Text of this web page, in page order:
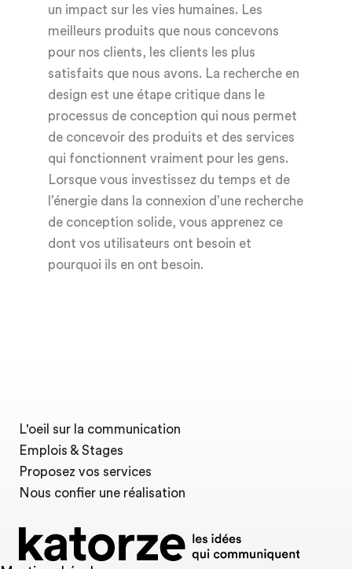
un impact sur les vies humaines. Les
meilleurs produits que nous concevons
pour nos clients, les clients les plus
satisfaits que nous avons. La recherche en
design est une étape critique dans le
processus de conception qui nous permet
de concevoir des produits et des services
qui fonctionnent vraiment pour les gens.
Lorsque vous investissez du temps et de
l’énergie dans la connexion d’une recherche
de conception solide, vous apprenez ce
dont vos utilisateurs ont besoin et
pourquoi ils en ont besoin.
L'oeil sur la communication
Emplois & Stages
Proposez vos services
Nous confier une réalisation